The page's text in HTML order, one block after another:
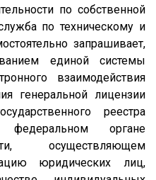
по собственной
по техническому и
запрашивает,
единой системы
взаимодействия
генеральной лицензии
реестра
органе
осуществляющем
юридических лиц,